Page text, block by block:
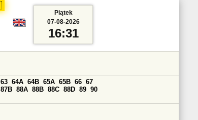
63 64A 64B 65A 65B 66 67
87B 88A 88B 88C 88D 89 90
Piątek
07-08-2026
16:31